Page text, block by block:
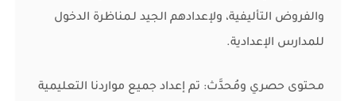
والفروض التأليفية، ولإعدادهم الجيد لـمناظرة الدخول
للمدارس الإعدادية.
محتوى حصري ومُحدَّث: تم إعداد جميع مواردنا التعليمية